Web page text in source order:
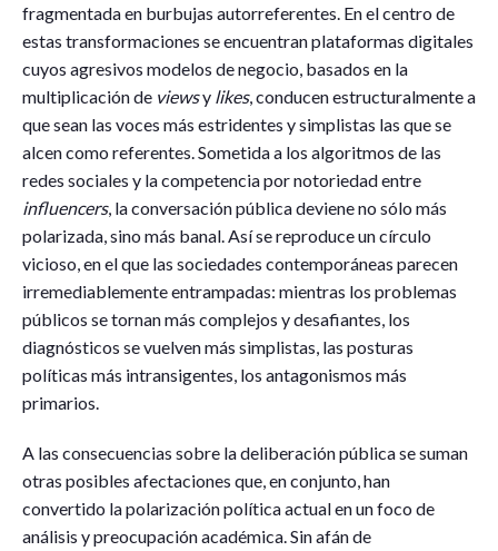
fragmentada en burbujas autorreferentes. En el centro de
estas transformaciones se encuentran plataformas digitales
cuyos agresivos modelos de negocio, basados en la
multiplicación de viewsy likes, conducen estructuralmente a
que sean las voces más estridentes y simplistas las que se
alcen como referentes. Sometida a los algoritmos de las
redes sociales y la competencia por notoriedad entre
influencers, la conversación pública deviene no sólo más
polarizada, sino más banal. Así se reproduce un círculo
vicioso, en el que las sociedades contemporáneas parecen
irremediablemente entrampadas: mientras los problemas
públicos se tornan más complejos y desafiantes, los
diagnósticos se vuelven más simplistas, las posturas
políticas más intransigentes, los antagonismos más
primarios.
A las consecuencias sobre la deliberación pública se suman
otras posibles afectaciones que, en conjunto, han
convertido la polarización política actual en un foco de
análisis y preocupación académica. Sin afán de